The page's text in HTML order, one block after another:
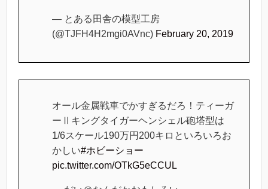
— とある田舎の模型工房
(@TJFH4H2mgi0AVnc) February 20, 2019
オール金属戦車でかすぎるだろ！ティーガ
ーⅡキングタイガーヘンシェル砲塔型は
1/6スケール190万円200キロといろいろお
かしい#ホビーショー
pic.twitter.com/OTkG5eCCUL